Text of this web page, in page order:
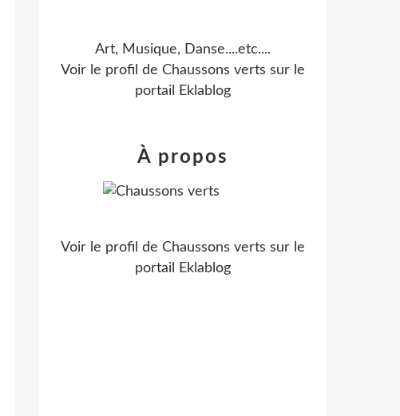
Art, Musique, Danse....etc....
Voir le profil de Chaussons verts sur le
portail Eklablog
À propos
Voir le profil de Chaussons verts sur le
portail Eklablog